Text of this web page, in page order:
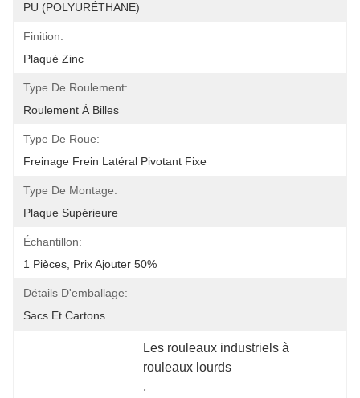
PU (POLYURÉTHANE)
Finition:
Plaqué Zinc
Type De Roulement:
Roulement À Billes
Type De Roue:
Freinage Frein Latéral Pivotant Fixe
Type De Montage:
Plaque Supérieure
Échantillon:
1 Pièces, Prix Ajouter 50%
Détails D'emballage:
Sacs Et Cartons
Les rouleaux industriels à
rouleaux lourds
,